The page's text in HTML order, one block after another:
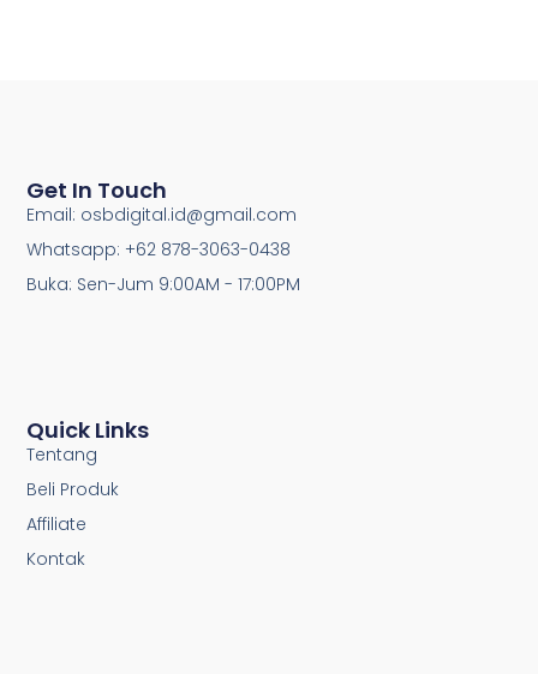
Quick Links
Tentang
Beli Produk
Affiliate
Kontak
Get In Touch
Email: osbdigital.id@gmail.com
Whatsapp: +62 878-3063-0438
Buka: Sen-Jum 9:00AM - 17:00PM